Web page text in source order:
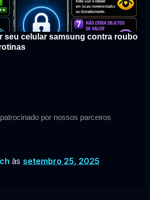
seu celular samsung contra roubo
por nossos parceiros
às setembro 25, 2025